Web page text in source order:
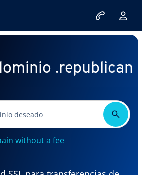
.republican
without a fee